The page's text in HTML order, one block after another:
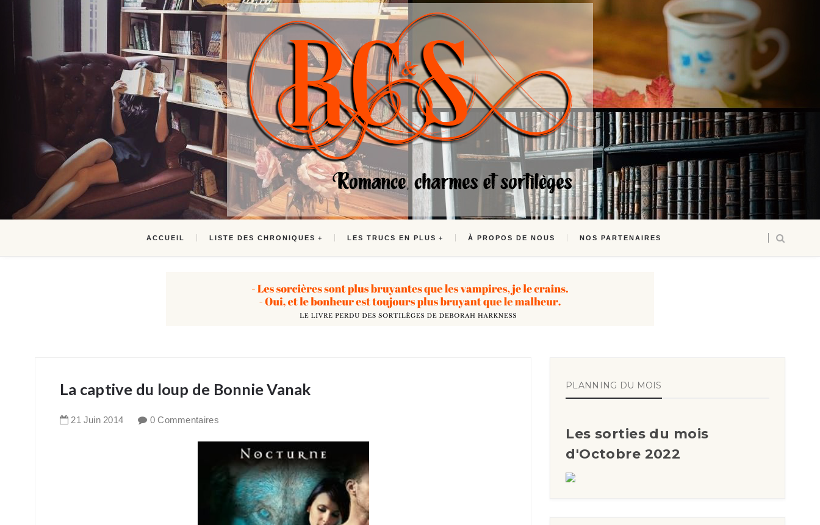
ACCUEIL LISTE DES CHRONIQUES LES TRUCS EN PLUS À PROPOS DE NOUS NOS PARTENAIRES
La captive du loup de Bonnie Vanak
21 Juin 2014 0 Commentaires
PLANNING DU MOIS
Les sorties du mois
d'Octobre 2022